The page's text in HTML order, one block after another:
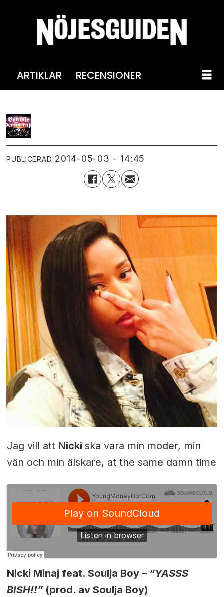
ARTIKLAR RECENSIONER
PUBLICERAD 2014-05-03 - 14:45
Jag vill att Nicki ska vara min moder, min
vän och min älskare, at the same damn time
Nicki Minaj feat. Soulja Boy – ”YASSS
BISH!!” (prod. av Soulja Boy)